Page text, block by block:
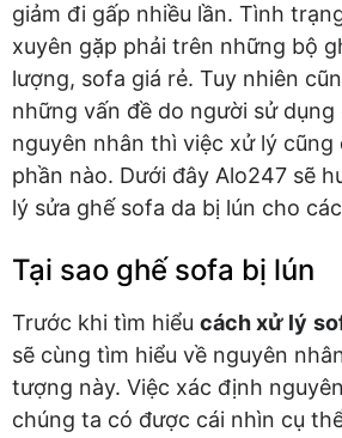
giảm đi gấp nhiều lần. Tình
xuyên gặp phải trên những bộ
lượng, sofa giá rẻ. Tuy nhiên
những vấn đề do người sử dụng
nguyên nhân thì việc xử lý cũng
phần nào. Dưới đây Alo247 sẽ
lý sửa ghế sofa da bị lún cho
Tại sao ghế sofa bị lún
Trước khi tìm hiểu cách xử lý
sẽ cùng tìm hiểu về nguyên
tượng này. Việc xác định
chúng ta có được cái nhìn cụ